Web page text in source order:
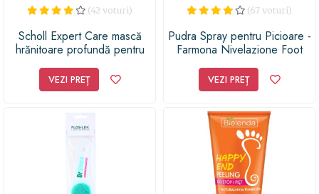
(42 voturi)
Scholl Expert Care mască
hrănitoare profundă pentru
VEZI PREȚ
(67 voturi)
Pudra Spray pentru Picioare -
Farmona Nivelazione Foot
VEZI PREȚ